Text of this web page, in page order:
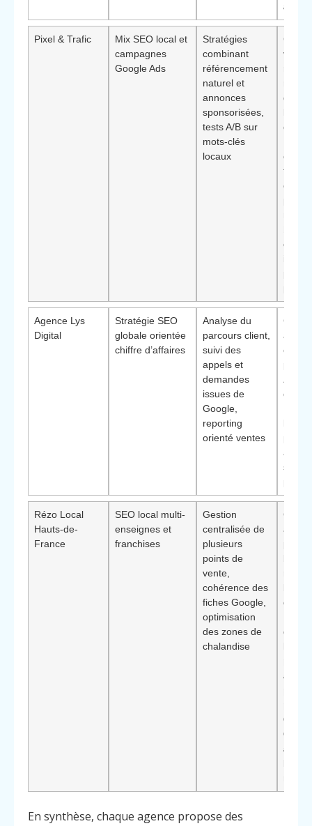
à
Pixel & Trafic
Mix SEO local et
campagnes
Google Ads
Stratégies
combinant
référencement
naturel et
annonces
sponsorisées,
tests A/B sur
mots-clés
locaux
visant
claire
trafic
et
clés
Agence Lys
Digital
Stratégie SEO
globale orientée
chiffre d’affaires
Analyse du
parcours client,
suivi des
appels et
demandes
issues de
Google,
reporting
orienté ventes
avec
au-
Rézo Local
Hauts-de-
France
SEO local multi-
enseignes et
franchises
Gestion
centralisée de
plusieurs
points de
vente,
cohérence des
fiches Google,
optimisation
des zones de
chalandise
avec
à
En synthèse, chaque agence propose des